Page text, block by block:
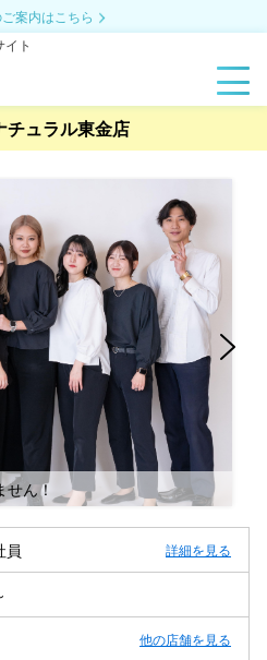
案内はこちら
ト
チュラル東金店
ん！
員 詳細を見る
他の店舗を見る